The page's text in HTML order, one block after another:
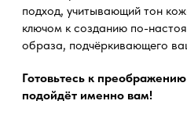
подход, учитывающий тон
ключом к созданию по-
образа, подчёркивающего
Готовьтесь к
подойдёт именно вам!